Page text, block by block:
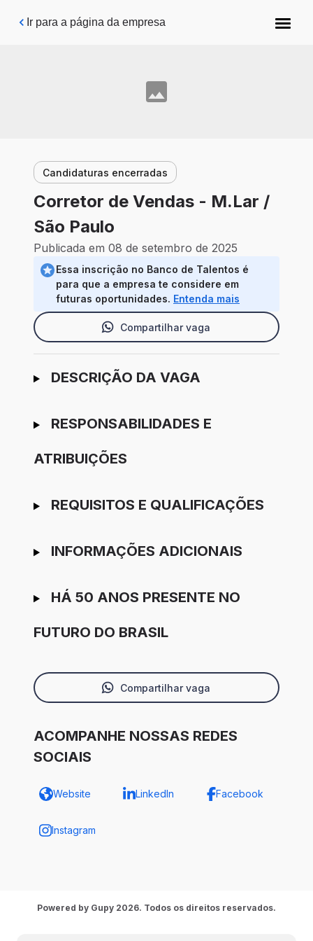
Pular para o conteúdo principal
Ir para a página da empresa
Candidaturas encerradas
Corretor de Vendas - M.Lar /
São Paulo
Publicada em 08 de setembro de 2025
Essa inscrição no Banco de Talentos é
para que a empresa te considere em
futuras oportunidades. Entenda mais
Compartilhar vaga
Ir para candidatura
DESCRIÇÃO DA VAGA
RESPONSABILIDADES E
ATRIBUIÇÕES
REQUISITOS E QUALIFICAÇÕES
INFORMAÇÕES ADICIONAIS
HÁ 50 ANOS PRESENTE NO
FUTURO DO BRASIL
Compartilhar vaga
ACOMPANHE NOSSAS REDES
SOCIAIS
Website LinkedIn Facebook
Instagram
Powered by Gupy 2026. Todos os direitos reservados.